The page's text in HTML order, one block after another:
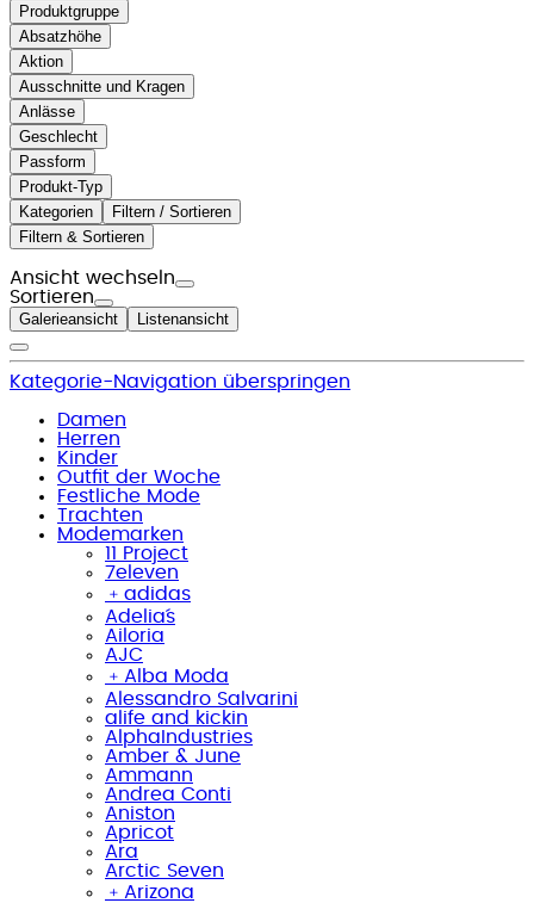
Produktgruppe
Absatzhöhe
Aktion
Ausschnitte und Kragen
Anlässe
Geschlecht
Passform
Produkt-Typ
Kategorien
Filtern / Sortieren
Filtern & Sortieren
Ansicht wechseln
Sortieren
Galerieansicht Listenansicht
Kategorie-Navigation überspringen
Damen
Herren
Kinder
Outfit der Woche
Festliche Mode
Trachten
Modemarken
11 Project
7eleven
﹢ adidas
Adelia´s
Ailoria
AJC
﹢ Alba Moda
Alessandro Salvarini
alife and kickin
AlphaIndustries
Amber & June
Ammann
Andrea Conti
Aniston
Apricot
Ara
Arctic Seven
﹢ Arizona